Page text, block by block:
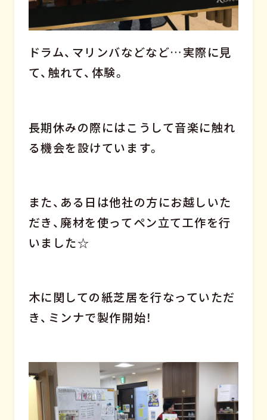
ドラム、マリンバなどなど…実際に見
て、触れて、体験。
長期休みの際にはこうして音楽に触れ
る機会を設けています。
また、ある日は他社の方にお越しいた
だき、廃材を使ってペン立て工作を行
いました☆
木に関しての紙芝居を行なっていただ
き、ミンナで製作開始！